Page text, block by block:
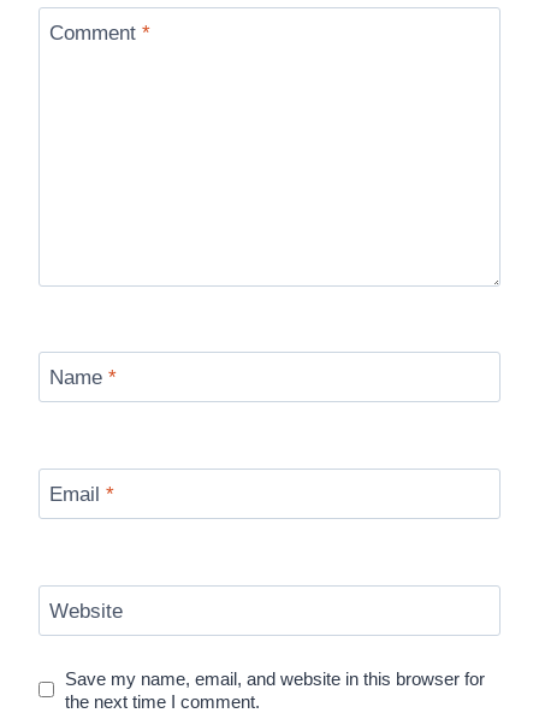
Comment *
Name *
Email *
Website
Save my name, email, and website in this browser for
the next time I comment.